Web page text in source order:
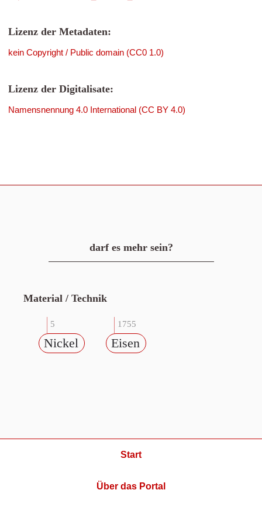
Lizenz der Metadaten:
kein Copyright / Public domain (CC0 1.0)
Lizenz der Digitalisate:
Namensnennung 4.0 International (CC BY 4.0)
darf es mehr sein?
Material / Technik
5
Nickel
1755
Eisen
Start
Über das Portal